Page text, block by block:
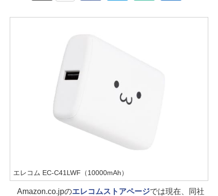
エレコム EC-C41LWF（10000mAh）
Amazon.co.jpのエレコムストアページでは現在、同社